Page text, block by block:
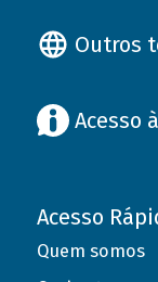
Outros
Acesso
Acesso
Quem somos